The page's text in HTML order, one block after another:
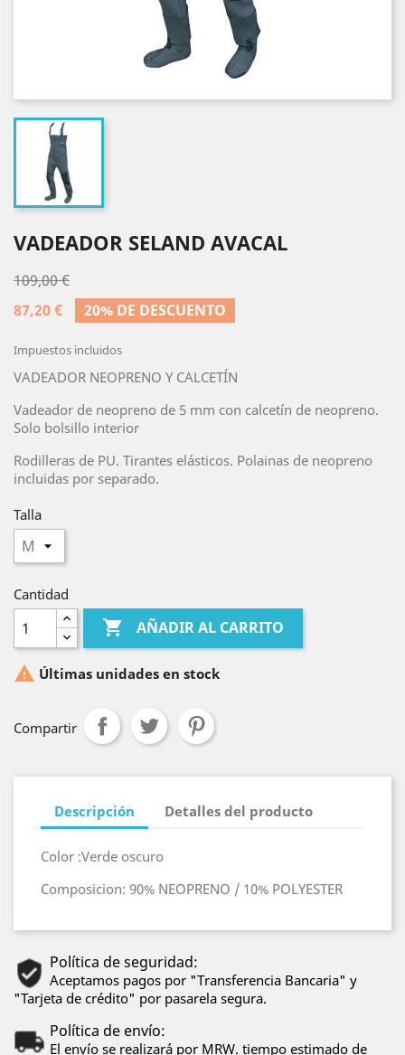
VADEADOR SELAND AVACAL
109,00 €
87,20 €
20% DE DESCUENTO
Impuestos incluidos
VADEADOR NEOPRENO Y CALCETÍN
Vadeador de neopreno de 5 mm con calcetín de neopreno.
Solo bolsillo interior
Rodilleras de PU. Tirantes elásticos. Polainas de neopreno
incluidas por separado.
Talla
Cantidad
 AÑADIR AL CARRITO
 Últimas unidades en stock
Compartir
Descripción Detalles del producto
Color :Verde oscuro
Composicion: 90% NEOPRENO / 10% POLYESTER
Política de seguridad:
Aceptamos pagos por "Transferencia Bancaria" y
"Tarjeta de crédito" por pasarela segura.
Política de envío:
El envío se realizará por MRW. tiempo estimado de